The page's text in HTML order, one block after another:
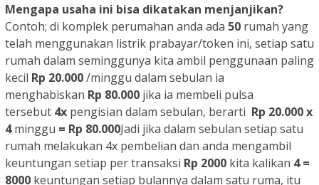
Mengapa usaha ini bisa dikatakan menjanjikan?
Contoh; di komplek perumahan anda ada 50 rumah yang
telah menggunakan listrik prabayar/token ini, setiap satu
rumah dalam seminggunya kita ambil penggunaan paling
kecil Rp 20.000/minggu dalam sebulan ia
menghabiskan Rp 80.000 jika ia membeli pulsa
tersebut 4x pengisian dalam sebulan, berarti Rp 20.000 x
4minggu = Rp 80.000Jadi jika dalam sebulan setiap satu
rumah melakukan 4x pembelian dan anda mengambil
keuntungan setiap per transaksi Rp 2000 kita kalikan 4 =
8000 keuntungan setiap bulannya dalam satu ruma, itu